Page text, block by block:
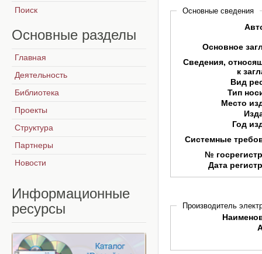
Основные сведения
Основное
Сведения,
к
Вид
Тип
Место
Год
Системные
№
Дата
Производитель
Поиск
Основные разделы
Главная
Деятельность
Библиотека
Проекты
Структура
Партнеры
Новости
Информационные
ресурсы